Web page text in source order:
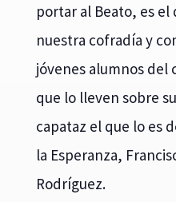
portar al Beato, es el
nuestra cofradía y
jóvenes alumnos del
que lo lleven sobre
capataz el que lo es
la Esperanza,
Rodríguez.